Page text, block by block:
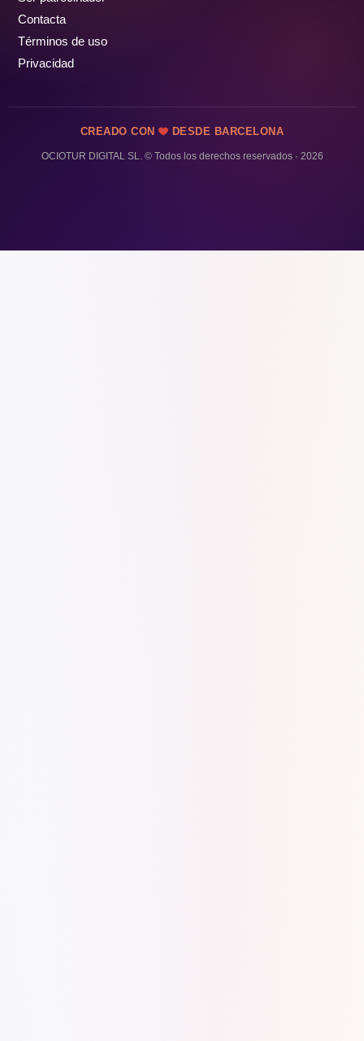
Contacta
Términos de uso
Privacidad
CREADO CON DESDE BARCELONA
OCIOTUR DIGITAL SL. © Todos los derechos reservados · 2026